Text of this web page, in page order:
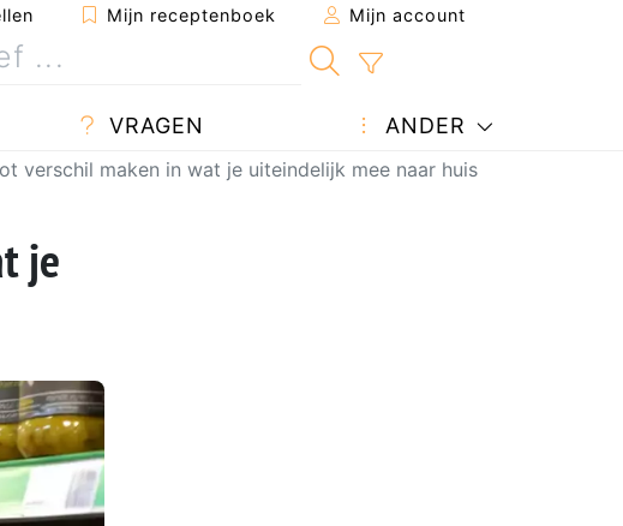
Mijn receptenboek Mijn account
VRAGEN ANDER
maken in wat je uiteindelijk mee naar huis neemt
je